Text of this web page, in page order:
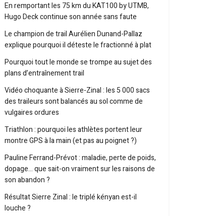
En remportant les 75 km du KAT100 by UTMB,
Hugo Deck continue son année sans faute
Le champion de trail Aurélien Dunand-Pallaz
explique pourquoi il déteste le fractionné à plat
Pourquoi tout le monde se trompe au sujet des
plans d’entraînement trail
Vidéo choquante à Sierre-Zinal : les 5 000 sacs
des traileurs sont balancés au sol comme de
vulgaires ordures
Triathlon : pourquoi les athlètes portent leur
montre GPS à la main (et pas au poignet ?)
Pauline Ferrand-Prévot : maladie, perte de poids,
dopage… que sait-on vraiment sur les raisons de
son abandon ?
Résultat Sierre Zinal : le triplé kényan est-il
louche ?